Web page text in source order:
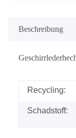
Beschreibung
Recycling:
Schadstoff: